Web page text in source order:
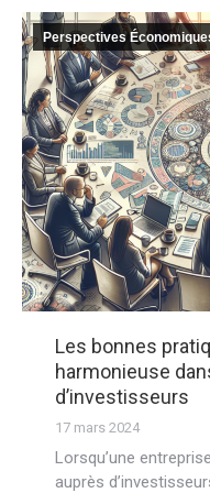
Perspectives
Les bonnes
harmonieuse
d’investisseurs
17 mars 2024
Lorsqu’une
auprès